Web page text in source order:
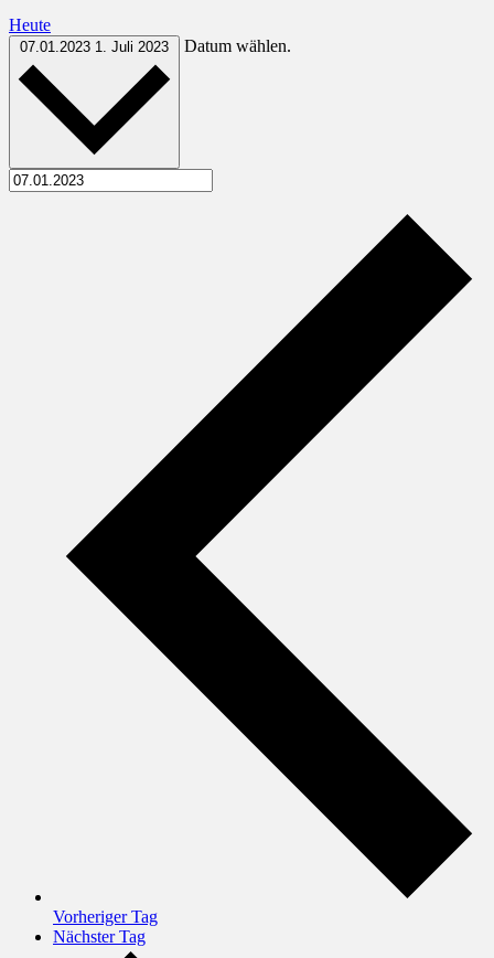
Heute
07.01.2023 1. Juli 2023 Datum wählen.
Vorheriger Tag
Nächster Tag